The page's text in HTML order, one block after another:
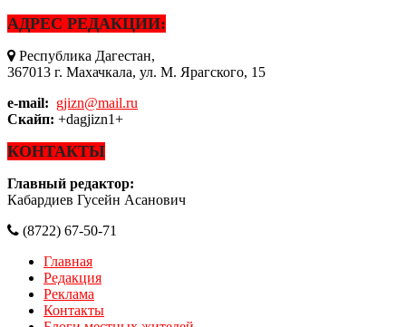
АДРЕС РЕДАКЦИИ:
Республика Дагестан,
367013 г. Махачкала, ул. М. Ярагского, 15
e-mail: gjizn@mail.ru
Скайп: +dagjizn1+
КОНТАКТЫ
Главный редактор:
Кабардиев Гусейн Асанович
(8722) 67-50-71
Главная
Редакция
Реклама
Контакты